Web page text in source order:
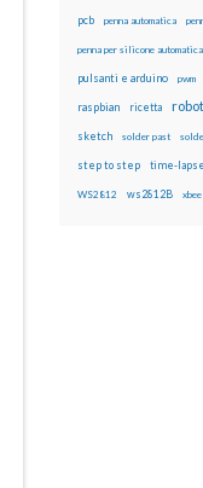
pcb penna automatica
penna per silicone automatica
pulsanti e arduino pwm
raspbian ricetta robot
sketch solder past
step to step time-lapse
WS2812 ws2812B xbee